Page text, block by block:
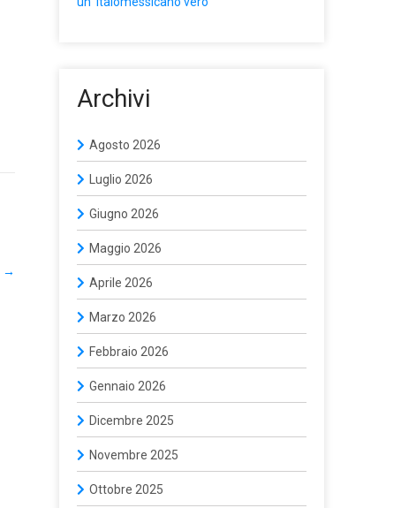
→
Archivi
Agosto 2026
Luglio 2026
Giugno 2026
Maggio 2026
Aprile 2026
Marzo 2026
Febbraio 2026
Gennaio 2026
Dicembre 2025
Novembre 2025
Ottobre 2025